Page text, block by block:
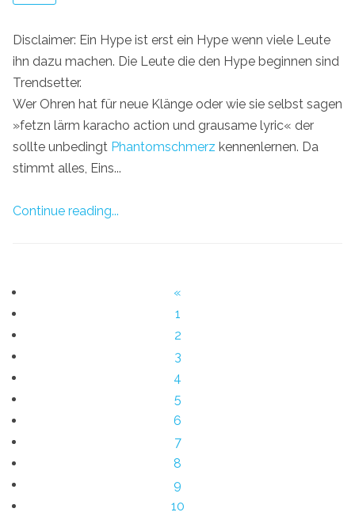
Disclaimer: Ein Hype ist erst ein Hype wenn viele Leute
ihn dazu machen. Die Leute die den Hype beginnen sind
Trendsetter.
Wer Ohren hat für neue Klänge oder wie sie selbst sagen
»fetzn lärm karacho action und grausame lyric« der
sollte unbedingt Phantomschmerz kennenlernen. Da
stimmt alles, Eins...
Continue reading...
«
1
2
3
4
5
6
7
8
9
10